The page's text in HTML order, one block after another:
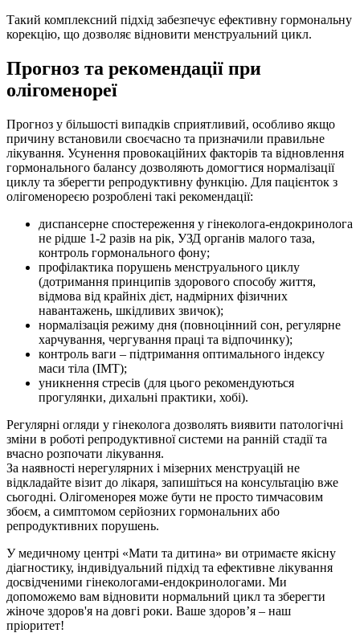
Такий комплексний підхід забезпечує ефективну гормональну
корекцію, що дозволяє відновити менструальний цикл.
Прогноз та рекомендації при
олігоменореї
Прогноз у більшості випадків сприятливий, особливо якщо
причину встановили своєчасно та призначили правильне
лікування. Усунення провокаційних факторів та відновлення
гормонального балансу дозволяють домогтися нормалізації
циклу та зберегти репродуктивну функцію. Для пацієнток з
олігоменореєю розроблені такі рекомендації:
диспансерне спостереження у гінеколога-ендокринолога
не рідше 1-2 разів на рік, УЗД органів малого таза,
контроль гормонального фону;
профілактика порушень менструального циклу
(дотримання принципів здорового способу життя,
відмова від крайніх дієт, надмірних фізичних
навантажень, шкідливих звичок);
нормалізація режиму дня (повноцінний сон, регулярне
харчування, чергування праці та відпочинку);
контроль ваги – підтримання оптимального індексу
маси тіла (ІМТ);
уникнення стресів (для цього рекомендуються
прогулянки, дихальні практики, хобі).
Регулярні огляди у гінеколога дозволять виявити патологічні
зміни в роботі репродуктивної системи на ранній стадії та
вчасно розпочати лікування.
За наявності нерегулярних і мізерних менструацій не
відкладайте візит до лікаря, запишіться на консультацію вже
сьогодні. Олігоменорея може бути не просто тимчасовим
збоєм, а симптомом серйозних гормональних або
репродуктивних порушень.
У медичному центрі «Мати та дитина» ви отримаєте якісну
діагностику, індивідуальний підхід та ефективне лікування
досвідченими гінекологами-ендокринологами. Ми
допоможемо вам відновити нормальний цикл та зберегти
жіноче здоров'я на довгі роки. Ваше здоров’я – наш
пріоритет!